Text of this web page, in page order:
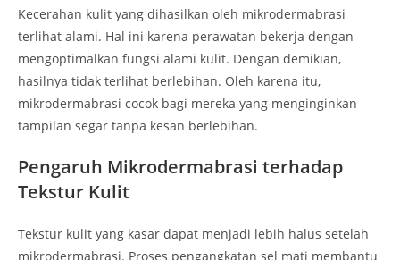
Kecerahan kulit yang dihasilkan oleh mikrodermabrasi
terlihat alami. Hal ini karena perawatan bekerja dengan
mengoptimalkan fungsi alami kulit. Dengan demikian,
hasilnya tidak terlihat berlebihan. Oleh karena itu,
mikrodermabrasi cocok bagi mereka yang menginginkan
tampilan segar tanpa kesan berlebihan.
Pengaruh Mikrodermabrasi terhadap
Tekstur Kulit
Tekstur kulit yang kasar dapat menjadi lebih halus setelah
mikrodermabrasi. Proses pengangkatan sel mati membantu